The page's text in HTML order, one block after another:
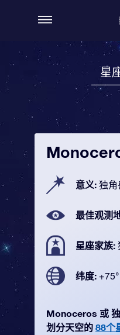
星
意义: 独角
最佳观测
星座家族:
纬度:
Monoceros 或
划分天空的 88个